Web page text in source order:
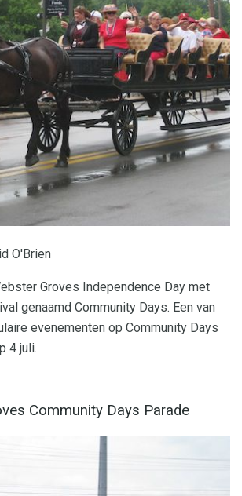
O'Brien
Groves Independence Day met
genaamd Community Days. Een van
evenementen op Community Days
4 juli.
Community Days Parade